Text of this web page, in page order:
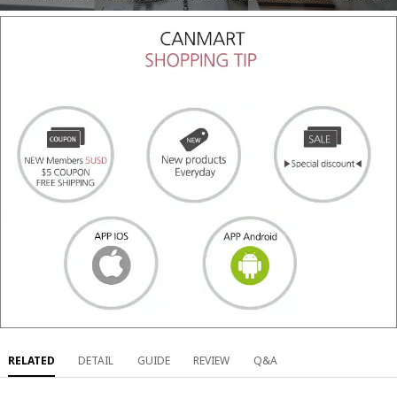
RELATED DETAIL GUIDE REVIEW Q&A